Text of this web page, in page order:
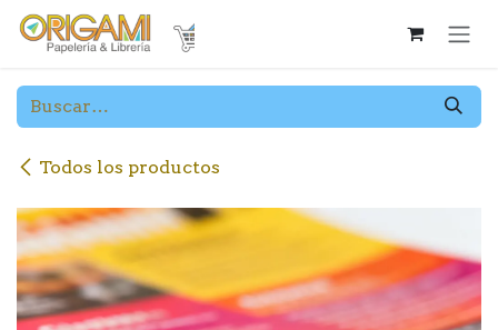
Ir al contenido
Todos los productos